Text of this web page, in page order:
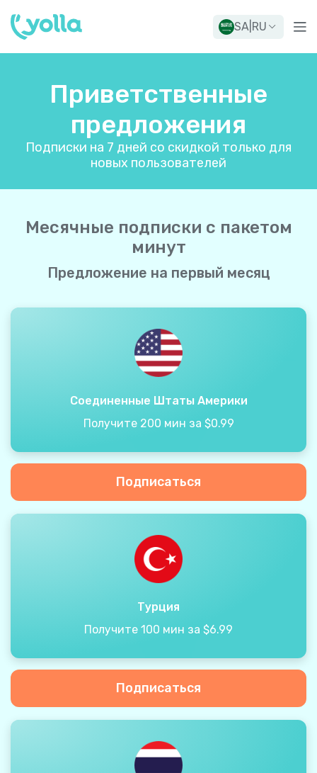
SA RU
Приветственные
предложения
Подписки на 7 дней со скидкой только для
новых пользователей
Месячные подписки с пакетом
минут
Предложение на первый месяц
Соединенные Штаты Америки
Получите 200 мин за $0.99
Подписаться
Турция
Получите 100 мин за $6.99
Подписаться